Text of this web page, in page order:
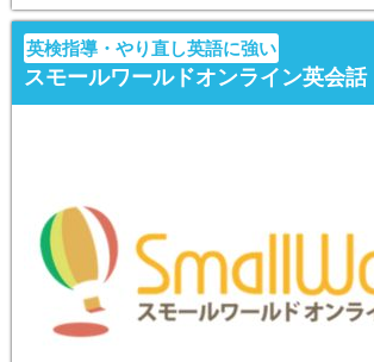
英検指導・やり直し英語に強い
スモールワールドオンライン英会話